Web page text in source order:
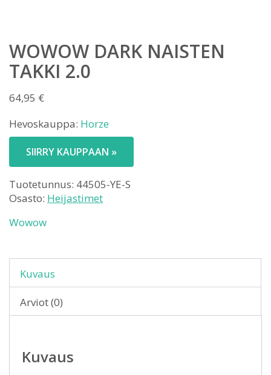
WOWOW DARK NAISTEN
TAKKI 2.0
64,95 €
Hevoskauppa: Horze
SIIRRY KAUPPAAN »
Tuotetunnus: 44505-YE-S
Osasto: Heijastimet
Wowow
Kuvaus
Arviot (0)
Kuvaus